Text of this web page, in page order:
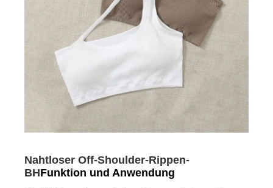
Nahtloser Off-Shoulder-Rippen-
BHFunktion und Anwendung